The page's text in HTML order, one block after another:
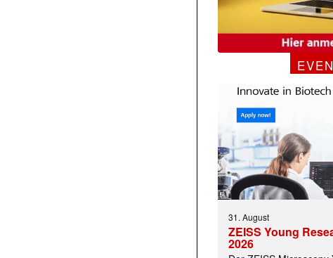
31. August
ZEISS Young
2026